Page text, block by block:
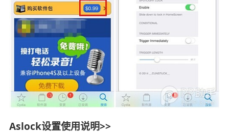
Aslock设置使用说明>>